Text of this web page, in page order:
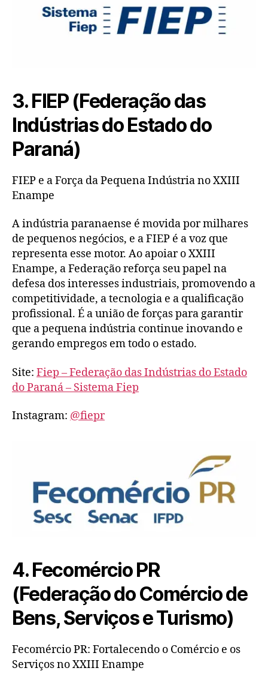
3. FIEP (Federação das
Indústrias do Estado do
Paraná)
FIEP e a Força da Pequena Indústria no XXIII
Enampe
A indústria paranaense é movida por milhares
de pequenos negócios, e a FIEP é a voz que
representa esse motor. Ao apoiar o XXIII
Enampe, a Federação reforça seu papel na
defesa dos interesses industriais, promovendo a
competitividade, a tecnologia e a qualificação
profissional. É a união de forças para garantir
que a pequena indústria continue inovando e
gerando empregos em todo o estado.
Site: Fiep – Federação das Indústrias do Estado
do Paraná – Sistema Fiep
Instagram: @fiepr
4. Fecomércio PR
(Federação do Comércio de
Bens, Serviços e Turismo)
Fecomércio PR: Fortalecendo o Comércio e os
Serviços no XXIII Enampe